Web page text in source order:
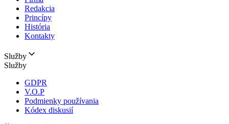
Redakcia
Princípy
História
Kontakty
Služby
Služby
GDPR
V.O.P
Podmienky používania
Kódex diskusií